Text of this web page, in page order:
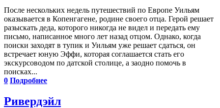
После нескольких недель путешествий по Европе Уильям
оказывается в Копенгагене, родине своего отца. Герой решает
разыскать деда, которого никогда не видел и передать ему
письмо, написанное много лет назад отцом. Однако, когда
поиски заходят в тупик и Уильям уже решает сдаться, он
встречает юную Эффи, которая соглашается стать его
экскурсоводом по датской столице, а заодно помочь в
поисках...
0 Подробнее
Ривердэйл